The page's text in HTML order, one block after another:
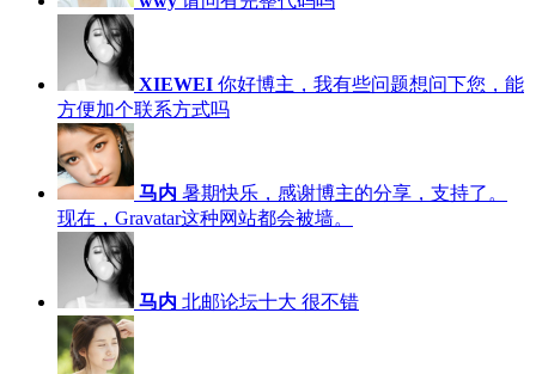
XIEWEI 你好博主，我有些问题想问下您，能
方便加个联系方式吗
马内 暑期快乐，感谢博主的分享，支持了。
现在，Gravatar这种网站都会被墙。
马内 北邮论坛十大 很不错